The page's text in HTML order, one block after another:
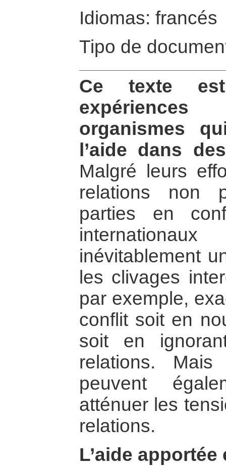
Idiomas: francés
Tipo de
Ce texte
organismes
l’aide dans
Malgré leurs
relations non
parties en
inévitablement
les clivages
par exemple,
conflit soit en
soit en
relations. Mais
peuvent
atténuer les
relations.
L’aide